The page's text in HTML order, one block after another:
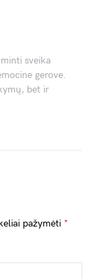
sveika
gerove.
bet ir
pažymėti *